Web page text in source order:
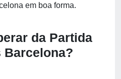
em boa forma.
da Partida
Barcelona?